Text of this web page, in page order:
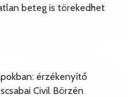
beteg is törekedhet
érzékenyítő
Civil Börzén